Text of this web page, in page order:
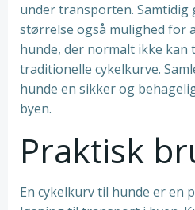
under transporten.
størrelse også mulighed for
hunde, der normalt ikke kan
traditionelle cykelkurve.
hunde en sikker og
byen.
Praktisk
En cykelkurv til hunde er en